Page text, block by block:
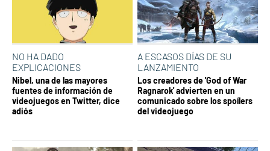
NO HA DADO
EXPLICACIONES
Nibel, una de las mayores
fuentes de información de
videojuegos en Twitter, dice
adiós
A ESCASOS DÍAS DE SU
LANZAMIENTO
Los creadores de 'God of War
Ragnarok' advierten en un
comunicado sobre los spoílers
del videojuego